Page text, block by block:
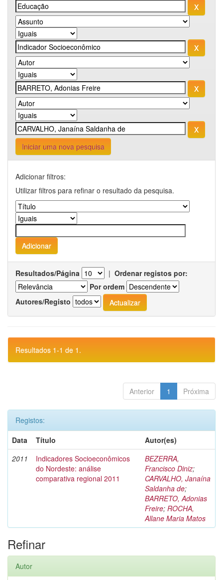
Iniciar uma nova pesquisa
Adicionar filtros:
Utilizar filtros para refinar o resultado da pesquisa.
Resultados/Página | Ordenar registos por:
Por ordem
Autores/Registo
Resultados 1-1 de 1.
Anterior 1 Próxima
Registos:
Data
Título
Autor(es)
2011
Indicadores Socioeconômicos
do Nordeste: análise
comparativa regional 2011
BEZERRA,
Francisco Diniz;
CARVALHO, Janaína
Saldanha de;
BARRETO, Adonias
Freire; ROCHA,
Allane Maria Matos
Refinar
Autor